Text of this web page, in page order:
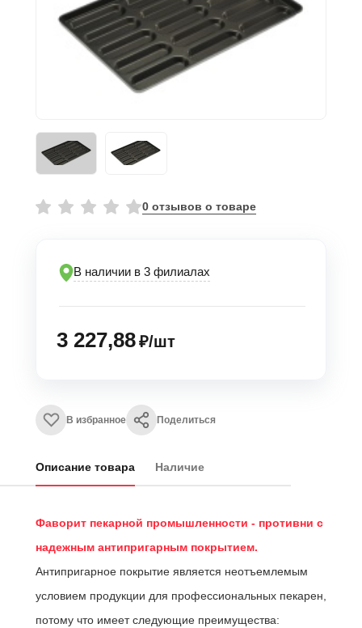
0 отзывов о товаре
В наличии в 3 филиалах
3 227,88₽/шт
В избранное Поделиться
Описание товара Наличие
Фаворит пекарной промышленности - противни с
надежным антипригарным покрытием.
Антипригарное покрытие является неотъемлемым
условием продукции для профессиональных пекарен,
потому что имеет следующие преимущества: